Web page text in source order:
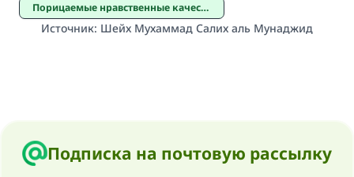
Порицаемые нравственные качества
Источник: Шейх Мухаммад Салих аль Мунаджид
Подписка на почтовую рассылку